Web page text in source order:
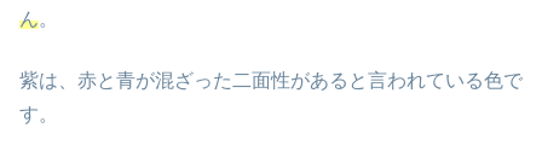
ん。
紫は、赤と青が混ざった二面性があると言われている色で
す。